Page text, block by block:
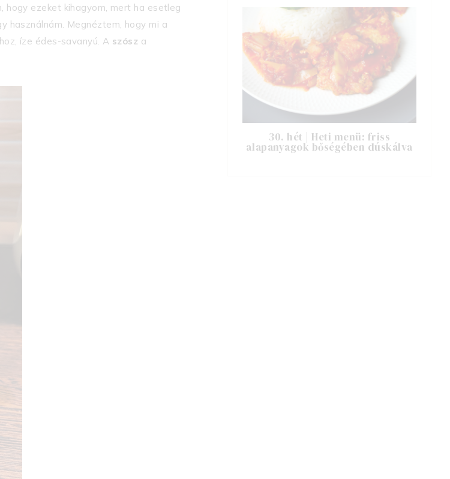
hogy ezeket kihagyom, mert ha esetleg
használnám. Megnéztem, hogy mi a
íze édes-savanyú. A szósz a
30. hét | Heti menü: friss
alapanyagok bőségében dúskálva